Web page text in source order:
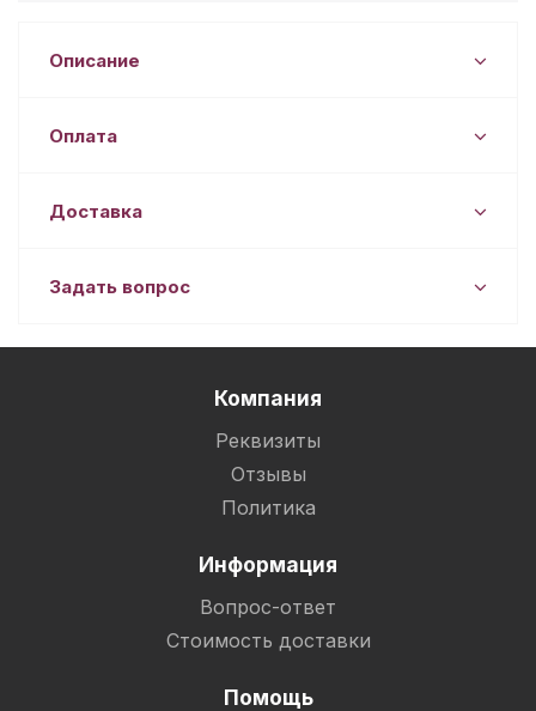
Описание
Оплата
Доставка
Задать вопрос
Компания
Реквизиты
Отзывы
Политика
Информация
Вопрос-ответ
Стоимость доставки
Помощь